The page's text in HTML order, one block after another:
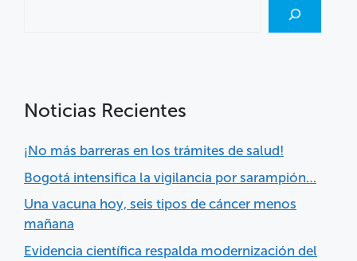
Noticias Recientes
¡No más barreras en los trámites de salud!
Bogotá intensifica la vigilancia por sarampión…
Una vacuna hoy, seis tipos de cáncer menos
mañana
Evidencia científica respalda modernización del